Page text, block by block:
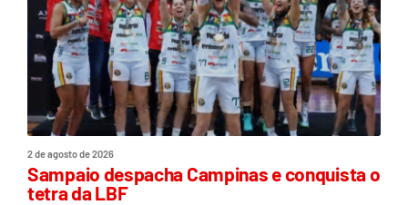
2 de agosto de 2026
Sampaio despacha Campinas e conquista o
tetra da LBF